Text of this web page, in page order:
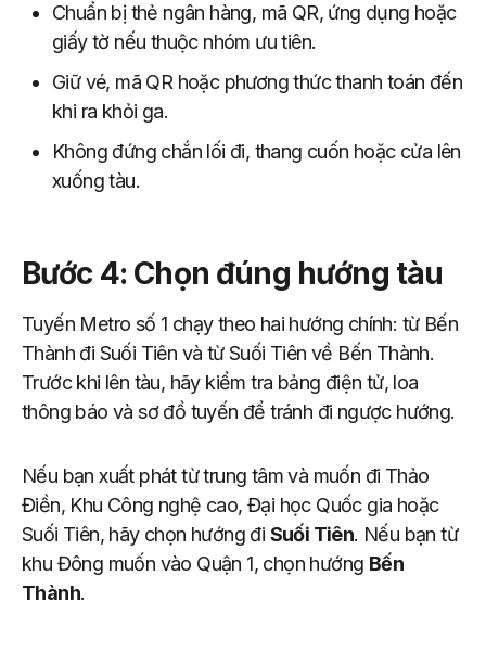
Chuẩn bị thẻ ngân hàng, mã QR, ứng dụng hoặc
giấy tờ nếu thuộc nhóm ưu tiên.
Giữ vé, mã QR hoặc phương thức thanh toán đến
khi ra khỏi ga.
Không đứng chắn lối đi, thang cuốn hoặc cửa lên
xuống tàu.
Bước 4: Chọn đúng hướng tàu
Tuyến Metro số 1 chạy theo hai hướng chính: từ Bến
Thành đi Suối Tiên và từ Suối Tiên về Bến Thành.
Trước khi lên tàu, hãy kiểm tra bảng điện tử, loa
thông báo và sơ đồ tuyến để tránh đi ngược hướng.
Nếu bạn xuất phát từ trung tâm và muốn đi Thảo
Điền, Khu Công nghệ cao, Đại học Quốc gia hoặc
Suối Tiên, hãy chọn hướng đi Suối Tiên. Nếu bạn từ
khu Đông muốn vào Quận 1, chọn hướng Bến
Thành.